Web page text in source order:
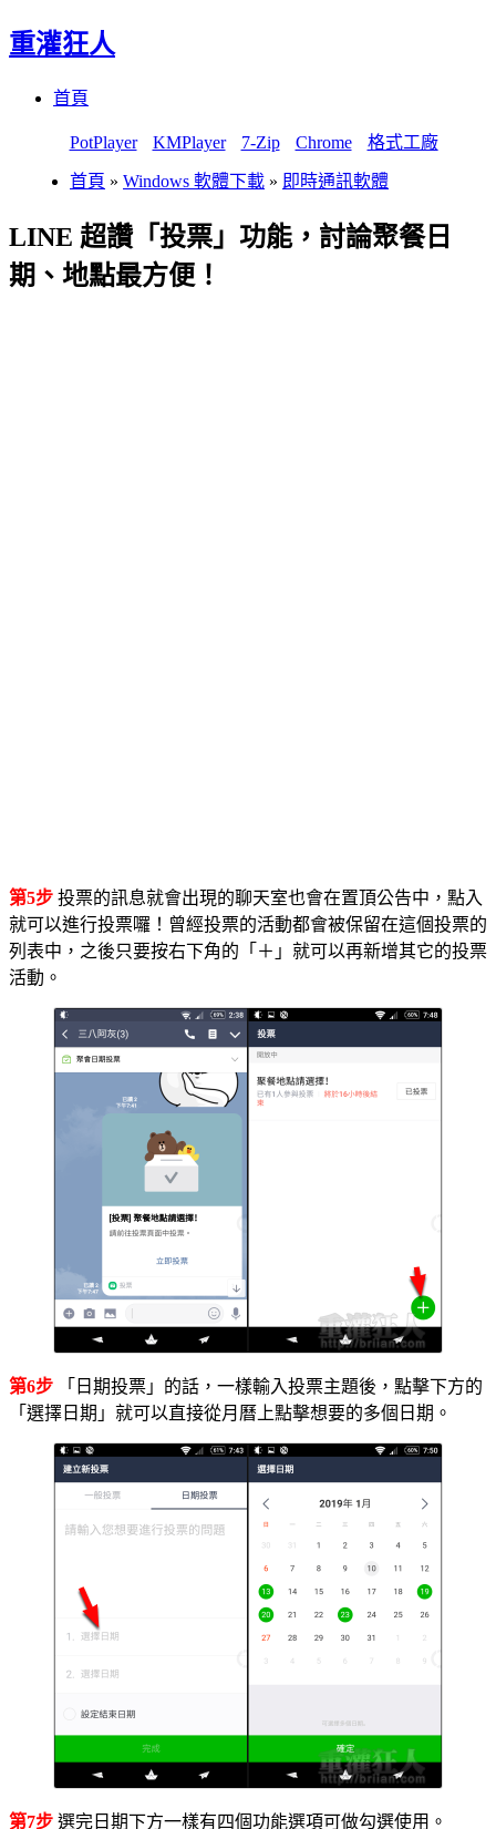
重灌狂人
首頁
PotPlayer KMPlayer 7-Zip Chrome 格式工廠
首頁 » Windows 軟體下載 » 即時通訊軟體
LINE 超讚「投票」功能，討論聚餐日
期、地點最方便！
第5步 投票的訊息就會出現的聊天室也會在置頂公告中，點入
就可以進行投票囉！曾經投票的活動都會被保留在這個投票的
列表中，之後只要按右下角的「＋」就可以再新增其它的投票
活動。
第6步 「日期投票」的話，一樣輸入投票主題後，點擊下方的
「選擇日期」就可以直接從月曆上點擊想要的多個日期。
第7步 選完日期下方一樣有四個功能選項可做勾選使用。